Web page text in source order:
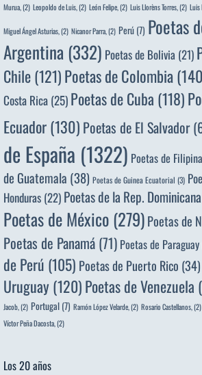
Murua, (2) Leopoldo de Luis, (2) León Felipe, (2) Luis Llorèns Torres, (2) Luis
Miguel Ángel Asturias, (2) Nicanor Parra, (2) Perú (7) Poetas
Argentina (332) Poetas de Bolivia (21)
Chile(121)Poetas de Colombia
Costa Rica(25)Poetas de Cuba (118)
Ecuador(130) Poetas de El Salvador
de España (1322) Poetas de
de Guatemala (38) Poetas de Guinea Ecuatorial (3)
Honduras (22) Poetas de la Rep. Dominicana
Poetas de México(279)Poetas de
Poetas de Panamá (71) Poetas de Paraguay
de Perú (105) Poetas de Puerto Rico (34)
Uruguay(120)Poetas de Venezuela
Jacob, (2) Portugal (7) Ramón López Velarde, (2) Rosario Castellanos, (2)
Víctor Peña Dacosta, (2)
Los 20 años